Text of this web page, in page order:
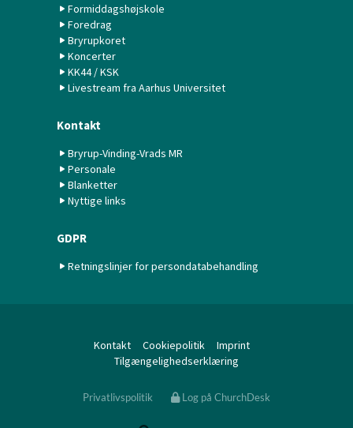
Formiddagshøjskole
Foredrag
Bryrupkoret
Koncerter
KK44 / KSK
Livestream fra Aarhus Universitet
Kontakt
Bryrup-Vinding-Vrads MR
Personale
Blanketter
Nyttige links
GDPR
Retningslinjer for persondatabehandling
Kontakt Cookiepolitik
Imprint
Tilgængelighedserklæring
Privatlivspolitik Log på ChurchDesk